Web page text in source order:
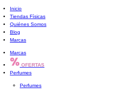
Inicio
Tiendas Físicas
Quiénes Somos
Blog
Marcas
Marcas
OFERTAS
Perfumes
Perfumes